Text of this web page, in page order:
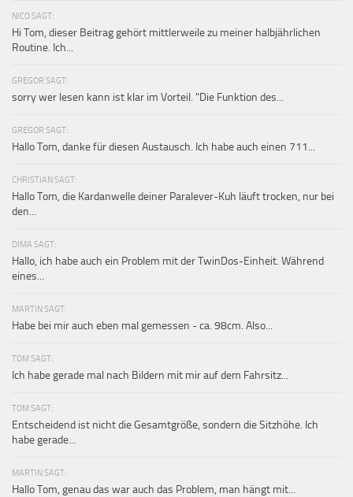
NICO SAGT:
Hi Tom, dieser Beitrag gehört mittlerweile zu meiner halbjährlichen
Routine. Ich...
GREGOR SAGT:
sorry wer lesen kann ist klar im Vorteil. "Die Funktion des...
GREGOR SAGT:
Hallo Tom, danke für diesen Austausch. Ich habe auch einen 711...
CHRISTIAN SAGT:
Hallo Tom, die Kardanwelle deiner Paralever-Kuh läuft trocken, nur bei
den...
DIMA SAGT:
Hallo, ich habe auch ein Problem mit der TwinDos-Einheit. Während
eines...
MARTIN SAGT:
Habe bei mir auch eben mal gemessen - ca. 98cm. Also...
TOM SAGT:
Ich habe gerade mal nach Bildern mit mir auf dem Fahrsitz...
TOM SAGT:
Entscheidend ist nicht die Gesamtgröße, sondern die Sitzhöhe. Ich
habe gerade...
MARTIN SAGT:
Hallo Tom, genau das war auch das Problem, man hängt mit...